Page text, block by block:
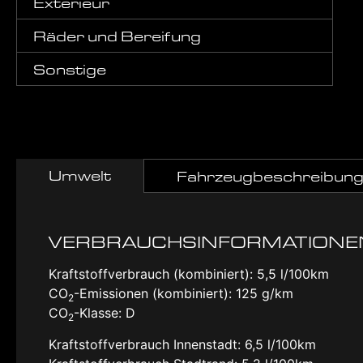
Räder und Bereifung
Sonstige
Umwelt Fahrzeugbeschreibung
Kraftstoffverbrauch (kombiniert): 5,5 l/100km
CO2-Emissionen (kombiniert): 125 g/km
CO2-Klasse: D
Kraftstoffverbrauch Innenstadt: 6,5 l/100km